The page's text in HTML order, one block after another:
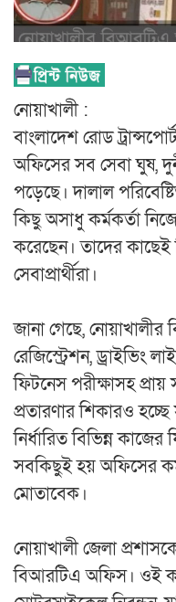
নোয়াখালী :
বাংলাদেশ রোড
অফিসের সব সেবা ঘুষ,
পড়েছে। দালাল
কিছু অসাধু কর্মকর্তা
করেছেন। তাদের
সেবাপ্রার্থীরা।
জানা গেছে,
রেজিস্ট্রেশন, ড্রাইভিং
ফিটনেস পরীক্ষাসহ
প্রতারণার শিকারও
নির্ধারিত বিভিন্ন
সবকিছুই হয় অফিসের
মোতাবেক।
নোয়াখালী জেলা
বিআরটিএ অফিস। ওই